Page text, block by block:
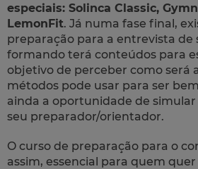
especiais: Solinca Classic,
LemonFit. Já numa fase final,
preparação para a entrevista de
formando terá conteúdos para
objetivo de perceber como será
métodos pode usar para ser
ainda a oportunidade de
seu preparador/orientador.
O curso de preparação para o
assim, essencial para quem